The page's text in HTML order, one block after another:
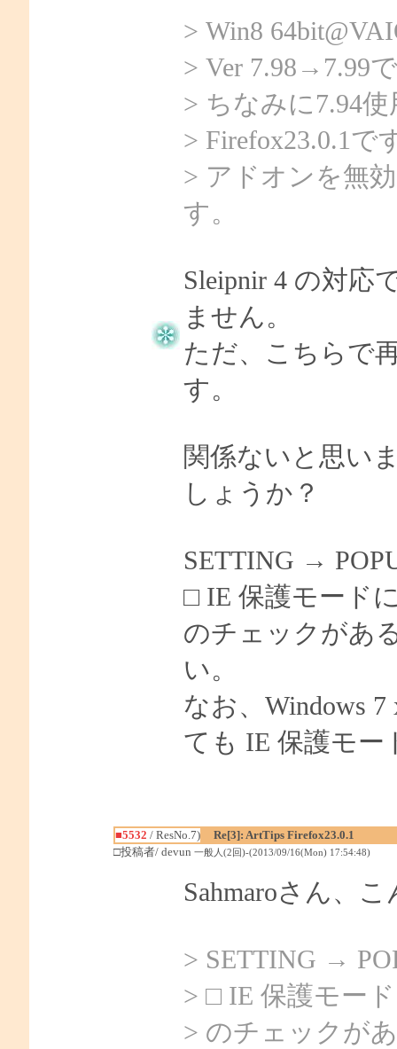
> Win8
> Ver 7.98→7.99
> ちなみに7.94
> Firefox23.0.1で
> アドオンを無
す。
Sleipnir 4 の対応
ません。
ただ、こちらで
す。
関係ないと思い
しょうか？
SETTING →
□ IE 保護モード
のチェックがあ
い。
なお、Windows
ても IE 保護モ
■5532 / ResNo.7)
Re[3]: ArtTips Firefox23.0.1
□投稿者/ devun 一般人(2回)-(2013/09/16(Mon) 17:54:48)
Sahmaroさん、
> SETTING →
> □ IE 保護モー
> のチェックが